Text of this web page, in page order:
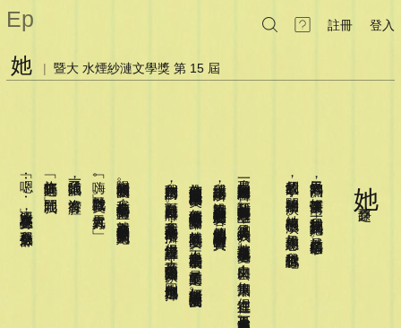
Ep 註冊 登入
她 | 暨大 水煙紗漣文學獎 第 15 屆
蔡之靜
，
好像快要下雨了
。
我記得第一次見到她
，
就是在這樣的日子
。
，
開始的很平淡
，
結束的也很平淡
。
如果你想聽
，
我就告訴你吧
！
，
離我住的公寓有一段距離
。
總是孤身一人的我
，
其實也挺享受這種感覺
。
自由來去
，
無拘無束
。
但在這裡
，
孤身一人就完全是另一回事了
。
，
沿路看到許多父母心滿意足的笑容
。
他們興奮的談論著即將出生的寶寶
。
？
怎麼能確定孩子會平安降臨
？
就算真的能平安
，
也不一定會幸福的成長
。
最重要的是
，
如何能保證孩子是被愛的
。
，
對面就是公車站牌
。
我非常不喜歡公車的擁擠
，
但沒錢搭計程車
，
又不想頂著豔陽走回家
，
因此也別無選擇
。
。
我坐在公車站旁的長椅上
，
就在這樣不舒服的悶熱中初次見到她
。
。
﹂她對我微笑
。
﹁天氣真好
。
，
沒有答腔
。
？
﹂她問我
。
﹁嗯⋯⋯﹂汗水讓衣服黏在身上
，
我全身不舒服
。